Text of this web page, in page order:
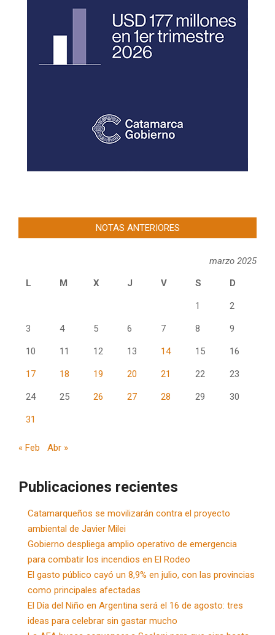
NOTAS ANTERIORES
marzo 2025
L
M X J V S D
1 2
3 4 5 6 7 8 9
10 11 12 13 14 15 16
17 18 19 20 21 22 23
24 25 26 27 28 29 30
31
« Feb Abr »
Publicaciones recientes
Catamarqueños se movilizarán contra el proyecto
ambiental de Javier Milei
Gobierno despliega amplio operativo de emergencia
para combatir los incendios en El Rodeo
El gasto público cayó un 8,9% en julio, con las provincias
como principales afectadas
El Día del Niño en Argentina será el 16 de agosto: tres
ideas para celebrar sin gastar mucho